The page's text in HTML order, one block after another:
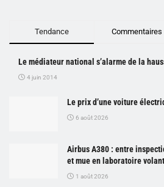
Tendance Commentaires
Le médiateur national s’alarme de la
4 juin 2014
Le prix d’une voiture
6 août 2026
Airbus A380 : entre
et mue en laboratoire volant
1 août 2026